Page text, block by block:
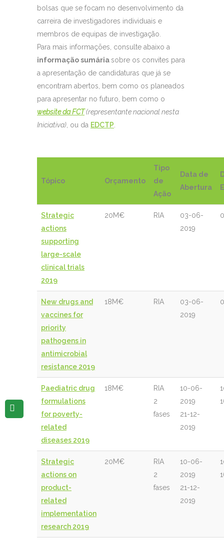
bolsas que se focam no desenvolvimento da
carreira de investigadores individuais e
membros de equipas de investigação.
Para mais informações, consulte abaixo a
informação sumáriasobre os convites para
a apresentação de candidaturas que já se
encontram abertos, bem como os planeados
para apresentar no futuro, bem como o
website da FCT(representante nacional nesta
Iniciativa) , ou da EDCTP
Tópico Orçamento
Tipo
de
Ação
Data de
Abertura
Strategic
actions
supporting
large-scale
clinical trials
2019
20M€ RIA
03-06-
2019
New drugs and
vaccines for
priority
pathogens in
antimicrobial
resistance 2019
18M€ RIA
03-06-
2019
Paediatric drug
formulations
for poverty-
related
diseases 2019
18M€
RIA
2
fases
10-06-
2019
21-12-
2019
Strategic
actions on
product-
related
implementation
research 2019
20M€
RIA
2
fases
10-06-
2019
21-12-
2019